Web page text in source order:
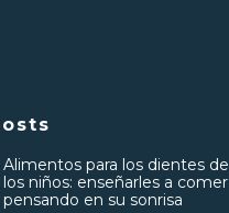
Alimentos para los dientes de
los niños: enseñarles a comer
pensando en su sonrisa